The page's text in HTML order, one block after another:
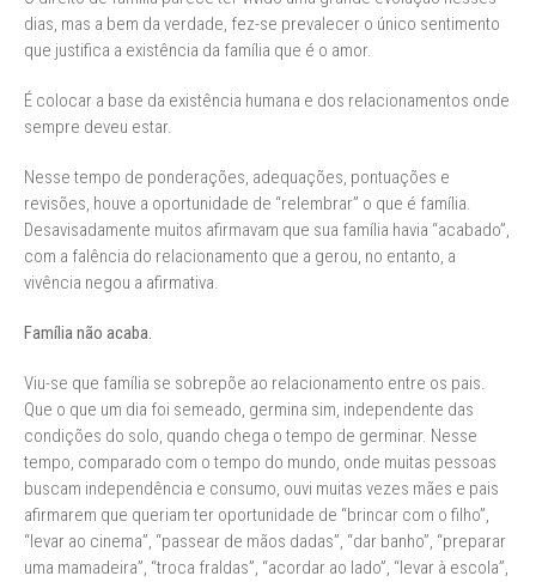
dias, mas a bem da verdade, fez-se prevalecer o único sentimento
que justifica a existência da família que é o amor.
É colocar a base da existência humana e dos relacionamentos onde
sempre deveu estar.
Nesse tempo de ponderações, adequações, pontuações e
revisões, houve a oportunidade de “relembrar” o que é família.
Desavisadamente muitos afirmavam que sua família havia “acabado”,
com a falência do relacionamento que a gerou, no entanto, a
vivência negou a afirmativa.
Família não acaba.
Viu-se que família se sobrepõe ao relacionamento entre os pais.
Que o que um dia foi semeado, germina sim, independente das
condições do solo, quando chega o tempo de germinar. Nesse
tempo, comparado com o tempo do mundo, onde muitas pessoas
buscam independência e consumo, ouvi muitas vezes mães e pais
afirmarem que queriam ter oportunidade de “brincar com o filho”,
“levar ao cinema”, “passear de mãos dadas”, “dar banho”, “preparar
uma mamadeira”, “troca fraldas”, “acordar ao lado”, “levar à escola”,